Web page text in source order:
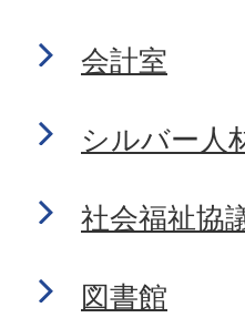
会計室
シルバー人
社会福祉協
図書館